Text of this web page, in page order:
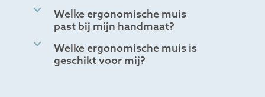
b
Welke ergonomische muis
past bij mijn handmaat?
b
Welke ergonomische muis is
geschikt voor mij?